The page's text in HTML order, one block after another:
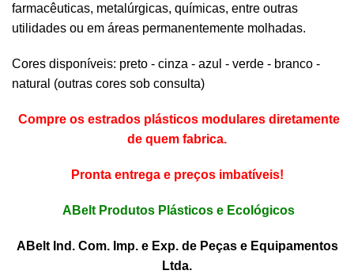
farmacêuticas, metalúrgicas, químicas, entre outras
utilidades ou em áreas permanentemente molhadas.
Cores disponíveis: preto - cinza - azul - verde - branco -
natural (outras cores sob consulta)
Compre os estrados plásticos modulares diretamente
de quem fabrica.
Pronta entrega e preços imbatíveis!
ABelt Produtos Plásticos e Ecológicos
ABelt Ind. Com. Imp. e Exp. de Peças e Equipamentos
Ltda.